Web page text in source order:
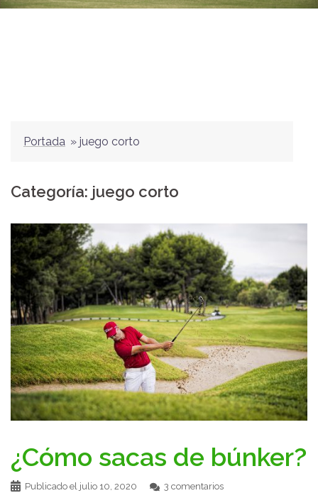
Portada » juego corto
Categoría: juego corto
¿Cómo sacas de búnker?
Publicado el julio 10, 2020
3 comentarios